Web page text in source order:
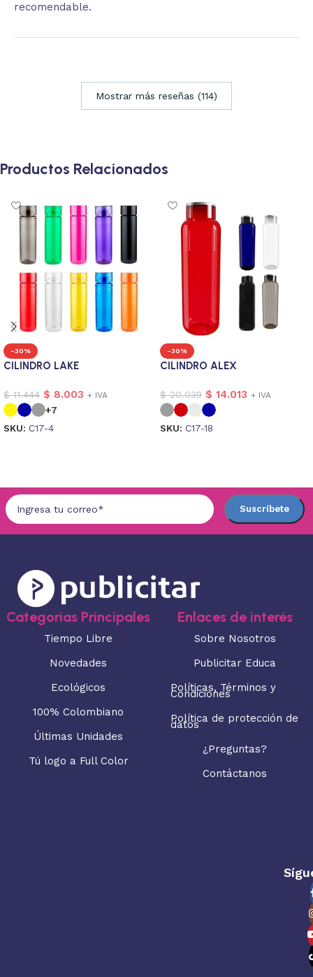
recomendable.
Mostrar más reseñas (114)
Productos Relacionados
-30%
CILINDRO LAKE
$11.444 $ 8.003 + IVA
+7
SKU: C17-4
-30%
CILINDRO ALEX
$20.039 $ 14.013 + IVA
SKU: C17-18
Categorias Principales
Tiempo Libre
Novedades
Ecológicos
100% Colombiano
Últimas Unidades
Tú logo a Full Color
Enlaces de interés
Sobre Nosotros
Publicitar Educa
Políticas, Términos y
Condiciones
Política de protección de
datos
¿Preguntas?
Contáctanos